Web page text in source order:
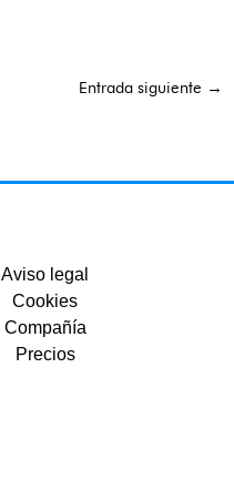
Entrada siguiente →
Aviso legal
Cookies
Compañía
Precios